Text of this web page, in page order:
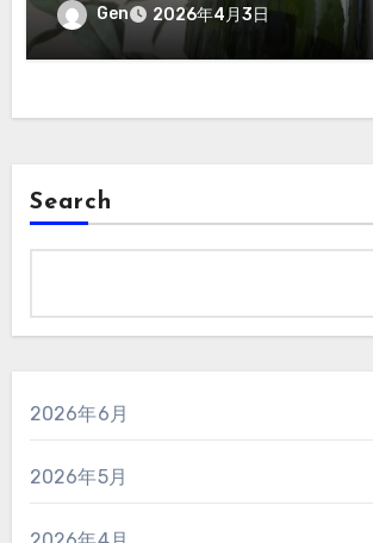
Gen 2026年4月3日
Search
2026年6月
2026年5月